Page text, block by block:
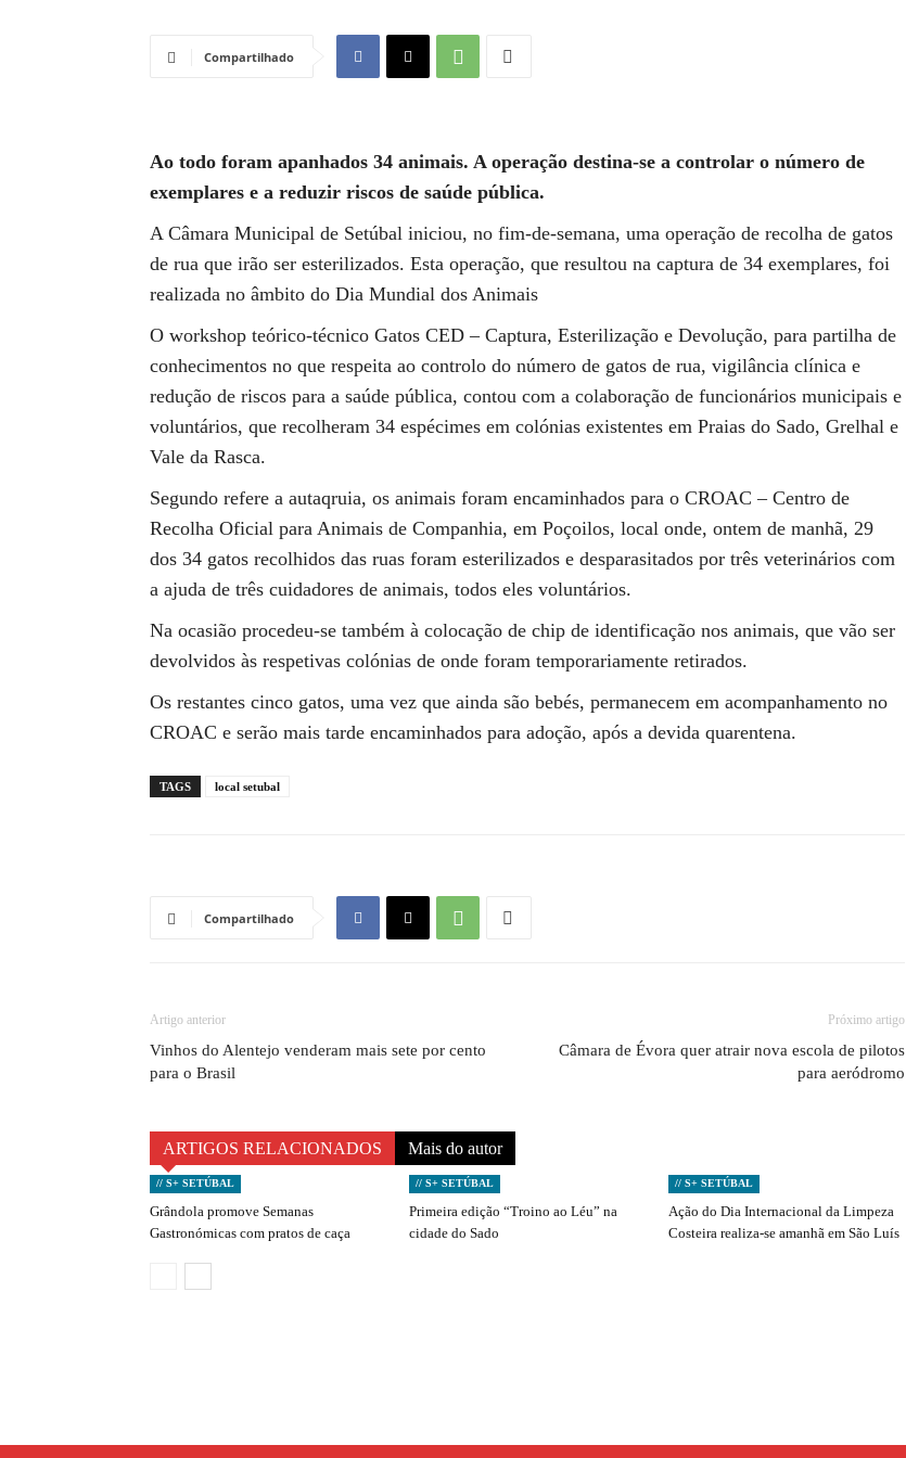
Compartilhado
Ao todo foram apanhados 34 animais. A operação destina-se a controlar o número de
exemplares e a reduzir riscos de saúde pública.
A Câmara Municipal de Setúbal iniciou, no fim-de-semana, uma operação de recolha de gatos
de rua que irão ser esterilizados. Esta operação, que resultou na captura de 34 exemplares, foi
realizada no âmbito do Dia Mundial dos Animais
O workshop teórico-técnico Gatos CED – Captura, Esterilização e Devolução, para partilha de
conhecimentos no que respeita ao controlo do número de gatos de rua, vigilância clínica e
redução de riscos para a saúde pública, contou com a colaboração de funcionários municipais e
voluntários, que recolheram 34 espécimes em colónias existentes em Praias do Sado, Grelhal e
Vale da Rasca.
Segundo refere a autaqruia, os animais foram encaminhados para o CROAC – Centro de
Recolha Oficial para Animais de Companhia, em Poçoilos, local onde, ontem de manhã, 29
dos 34 gatos recolhidos das ruas foram esterilizados e desparasitados por três veterinários com
a ajuda de três cuidadores de animais, todos eles voluntários.
Na ocasião procedeu-se também à colocação de chip de identificação nos animais, que vão ser
devolvidos às respetivas colónias de onde foram temporariamente retirados.
Os restantes cinco gatos, uma vez que ainda são bebés, permanecem em acompanhamento no
CROAC e serão mais tarde encaminhados para adoção, após a devida quarentena.
TAGS local setubal
Compartilhado
Artigo anterior
Vinhos do Alentejo venderam mais sete por cento
para o Brasil
Próximo artigo
Câmara de Évora quer atrair nova escola de pilotos
para aeródromo
ARTIGOS RELACIONADOS Mais do autor
// S+ SETÚBAL
Grândola promove Semanas
Gastronómicas com pratos de caça
// S+ SETÚBAL
Primeira edição “Troino ao Léu” na
cidade do Sado
// S+ SETÚBAL
Ação do Dia Internacional da Limpeza
Costeira realiza-se amanhã em São Luís